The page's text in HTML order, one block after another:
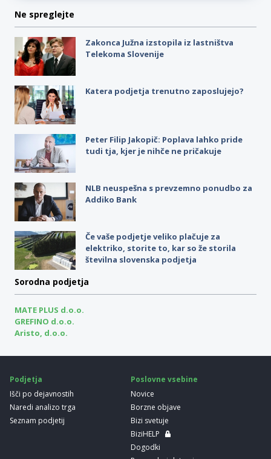
Ne spreglejte
Zakonca Južna izstopila iz lastništva
Telekoma Slovenije
Katera podjetja trenutno zaposlujejo?
Peter Filip Jakopič: Poplava lahko pride
tudi tja, kjer je nihče ne pričakuje
NLB neuspešna s prevzemno ponudbo za
Addiko Bank
Če vaše podjetje veliko plačuje za
elektriko, storite to, kar so že storila
številna slovenska podjetja
Sorodna podjetja
MATE PLUS d.o.o.
GREFINO d.o.o.
Aristo, d.o.o.
Podjetja
Išči po dejavnostih
Naredi analizo trga
Seznam podjetij
Poslovne vsebine
Novice
Borzne objave
Bizi svetuje
BiziHELP
Dogodki